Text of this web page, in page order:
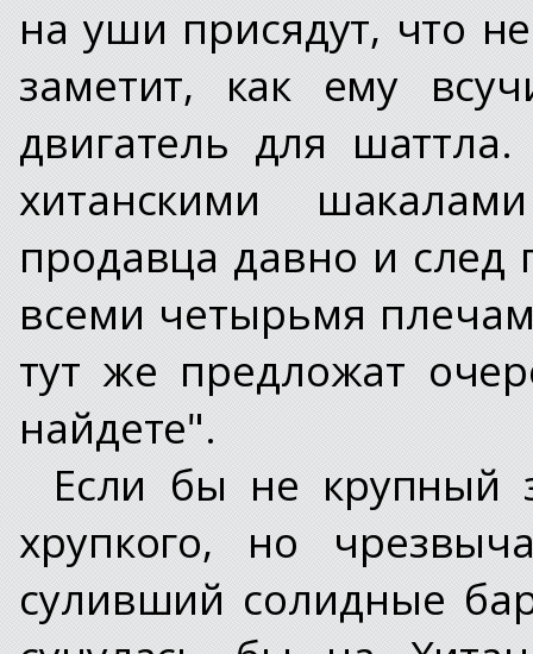
на уши присядут, что
заметит, как ему
двигатель для
хитанскими
продавца давно и след
всеми четырьмя
тут же предложат
найдете".
Если бы не крупный
хрупкого, но
суливший солидные